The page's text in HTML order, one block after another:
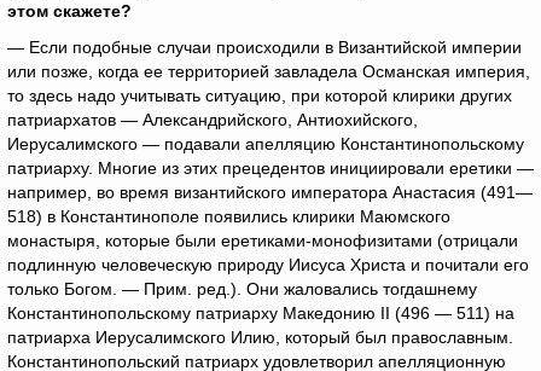
этом скажете?
— Если подобные случаи происходили в Византийской империи
или позже, когда ее территорией завладела Османская империя,
то здесь надо учитывать ситуацию, при которой клирики других
патриархатов — Александрийского, Антиохийского,
Иерусалимского — подавали апелляцию Константинопольскому
патриарху. Многие из этих прецедентов инициировали еретики —
например, во время византийского императора Анастасия (491—
518) в Константинополе появились клирики Маюмского
монастыря, которые были еретиками-монофизитами (отрицали
подлинную человеческую природу Иисуса Христа и почитали его
только Богом. — Прим. ред.). Они жаловались тогдашнему
Константинопольскому патриарху Македонию II (496 — 511) на
патриарха Иерусалимского Илию, который был православным.
Константинопольский патриарх удовлетворил апелляционную